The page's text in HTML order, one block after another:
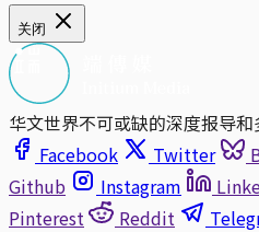
关闭
华文世界不可或缺的深度报导
Facebook
Twitter
Github
Instagram
Pinterest
Reddit